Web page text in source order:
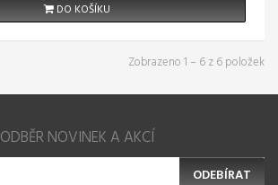
DO KOŠÍKU
Zobrazeno 1 – 6 z 6 položek
ODBĚR NOVINEK A AKCÍ
ODEBÍRAT